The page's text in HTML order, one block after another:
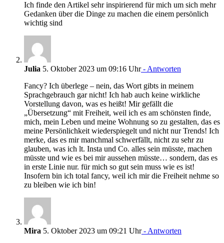
Ich finde den Artikel sehr inspirierend für mich um sich mehr
Gedanken über die Dinge zu machen die einem persönlich
wichtig sind
Julia 5. Oktober 2023 um 09:16 Uhr- Antworten
Fancy? Ich überlege – nein, das Wort gibts in meinem
Sprachgebrauch gar nicht! Ich hab auch keine wirkliche
Vorstellung davon, was es heißt! Mir gefällt die
„Übersetzung“ mit Freiheit, weil ich es am schönsten finde,
mich, mein Leben und meine Wohnung so zu gestalten, das es
meine Persönlichkeit wiederspiegelt und nicht nur Trends! Ich
merke, das es mir manchmal schwerfällt, nicht zu sehr zu
glauben, was ich lt. Insta und Co. alles sein müsste, machen
müsste und wie es bei mir aussehen müsste… sondern, das es
in erste Linie nur. für mich so gut sein muss wie es ist!
Insofern bin ich total fancy, weil ich mir die Freiheit nehme so
zu bleiben wie ich bin!
Mira 5. Oktober 2023 um 09:21 Uhr- Antworten